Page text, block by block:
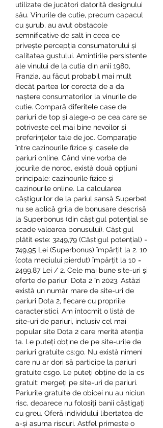
utilizate de jucători datorită designului
său. Vinurile de cutie, precum capacul
cu șurub, au avut obstacole
semnificative de salt în ceea ce
privește percepția consumatorului și
calitatea gustului. Amintirile persistente
ale vinului de la cutia din anii 1980,
Franzia, au făcut probabil mai mult
decât partea lor corectă de a da
naștere consumatorilor la vinurile de
cutie. Compară diferitele case de
pariuri de top și alege-o pe cea care se
potrivește cel mai bine nevoilor și
preferințelor tale de joc. Comparație
între cazinourile fizice și casele de
pariuri online. Când vine vorba de
jocurile de noroc, există două opțiuni
principale: cazinourile fizice și
cazinourile online. La calcularea
câștigurilor de la pariul șansă Superbet
nu se aplică grila de bonusare descrisă
la Superbonus (din câștigul potenţial se
scade valoarea bonusului). Câștigul
plătit este: 3249,79 (Câștigul potențial) -
749,95 Lei (Superbonus) împărțit la 2. 10
(cota meciului pierdut) împărțit la 10 =
2499,87 Lei / 2. Cele mai bune site-uri și
oferte de pariuri Dota 2 în 2023. Astăzi
există un număr mare de site-uri de
pariuri Dota 2, fiecare cu propriile
caracteristici. Am întocmit o listă de
site-uri de pariuri, inclusiv cel mai
popular site Dota 2 care merită atenția
ta. Le puteți obține de pe site-urile de
pariuri gratuite cs:go. Nu există nimeni
care nu ar dori să participe la pariuri
gratuite csgo. Le puteți obține de la cs
gratuit: mergeți pe site-uri de pariuri.
Pariurile gratuite de obicei nu au niciun
risc, deoarece nu folosiți banii câștigați
cu greu. Oferă individului libertatea de
a-și asuma riscuri. Astfel primeste o